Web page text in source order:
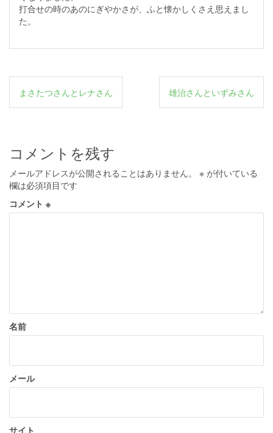
打合せの時のあのにぎやかさが、ふと懐かしくさえ思えまし
た。
投
稿
ビ
ゲ
ー
シ
まさたつさんとレナさん 雄治さんといずみさん
コメントを残す
メールアドレスが公開されることはありません。 ※ が付いている
欄は必須項目です
コメント ※
名前
メール
サイト